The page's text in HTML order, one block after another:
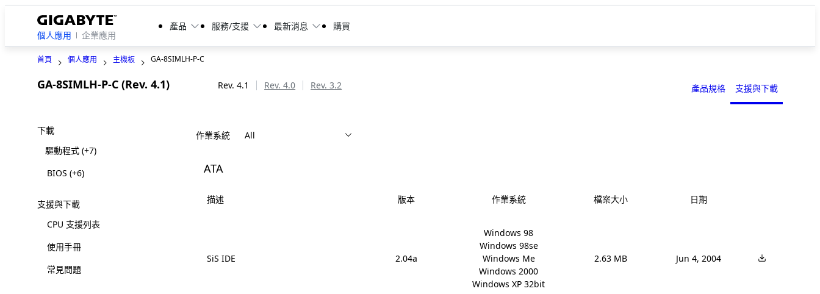
個人應用 企業應用
產品 服務/支援 最新消息 購買
首頁 個人應用 主機板 GA-8SIMLH-P-C
GA-8SIMLH-P-C (Rev. 4.1) Rev. 4.1 Rev. 4.0 Rev. 3.2 產品規格 支援與下載
下載
驅動程式(+7)
BIOS(+6)
支援與下載
CPU 支援列表
使用手冊
常見問題
作業系統
ATA
描述 版本 作業系統 檔案大小 日期
SiS IDE 2.04a
Windows 98
Windows 98se
Windows Me
Windows 2000
Windows XP 32bit
2.63 MB Jun 4, 2004